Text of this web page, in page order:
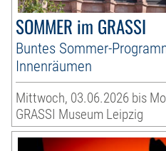
SOMMER im GRASSI
Buntes Sommer-
Innenräumen
Mittwoch, 03.06.2026 bis
GRASSI Museum Leipzig